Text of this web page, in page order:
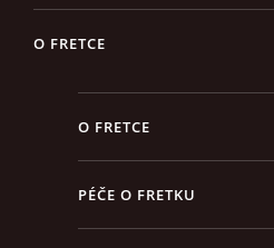
O FRETCE
O FRETCE
PÉČE O FRETKU